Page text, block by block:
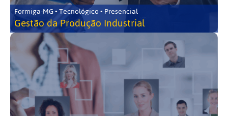
Formiga-MG • Tecnológico • Presencial
Gestão da Produção Industrial